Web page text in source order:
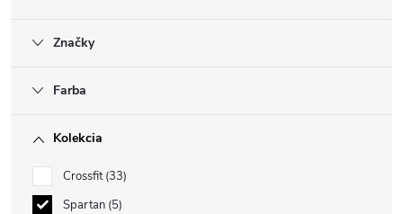
Značky
Farba
Kolekcia
Crossfit 33
Spartan 5